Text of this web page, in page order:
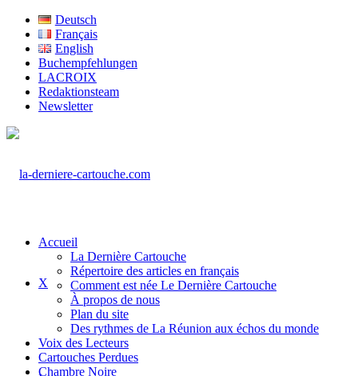
Deutsch
Français
English
Buchempfehlungen
LACROIX
Redaktionsteam
Newsletter
X
Accueil
La Dernière Cartouche
Répertoire des articles en français
Comment est née Le Dernière Cartouche
À propos de nous
Plan du site
Des rythmes de La Réunion aux échos du monde
Voix des Lecteurs
Cartouches Perdues
Chambre Noire